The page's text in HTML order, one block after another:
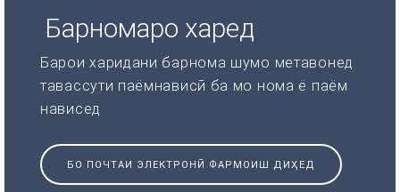
Барномаро харед
Барои харидани барнома шумо метавонед
тавассути паёмнависӣ ба мо нома ё паём
нависед
БО ПОЧТАИ ЭЛЕКТРОНӢ ФАРМОИШ ДИҲЕД